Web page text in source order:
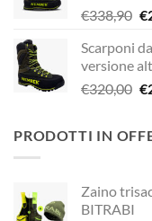
€338,90 Il
€
Scarponi
versione
€320,00 Il
€
PRODOTTI IN
Zaino
BITRABI